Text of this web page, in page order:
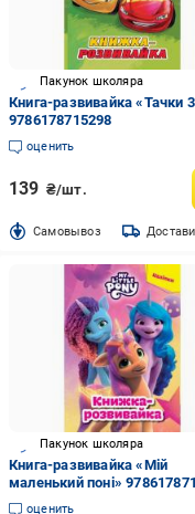
Пакунок школяра
Книга-развивайка «Тачки
9786178715298
оценить
139 ₴/шт.
Cамовывоз
Пакунок школяра
Книга-развивайка «Мій
маленький поні»
оценить